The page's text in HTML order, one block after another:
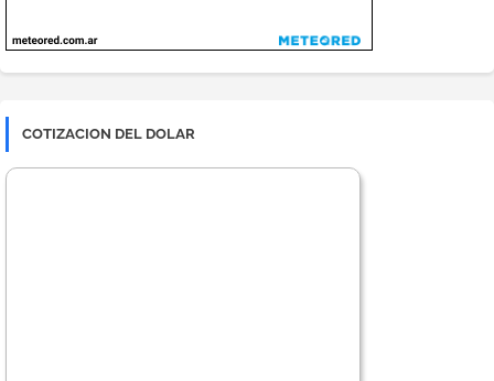
COTIZACION DEL DOLAR